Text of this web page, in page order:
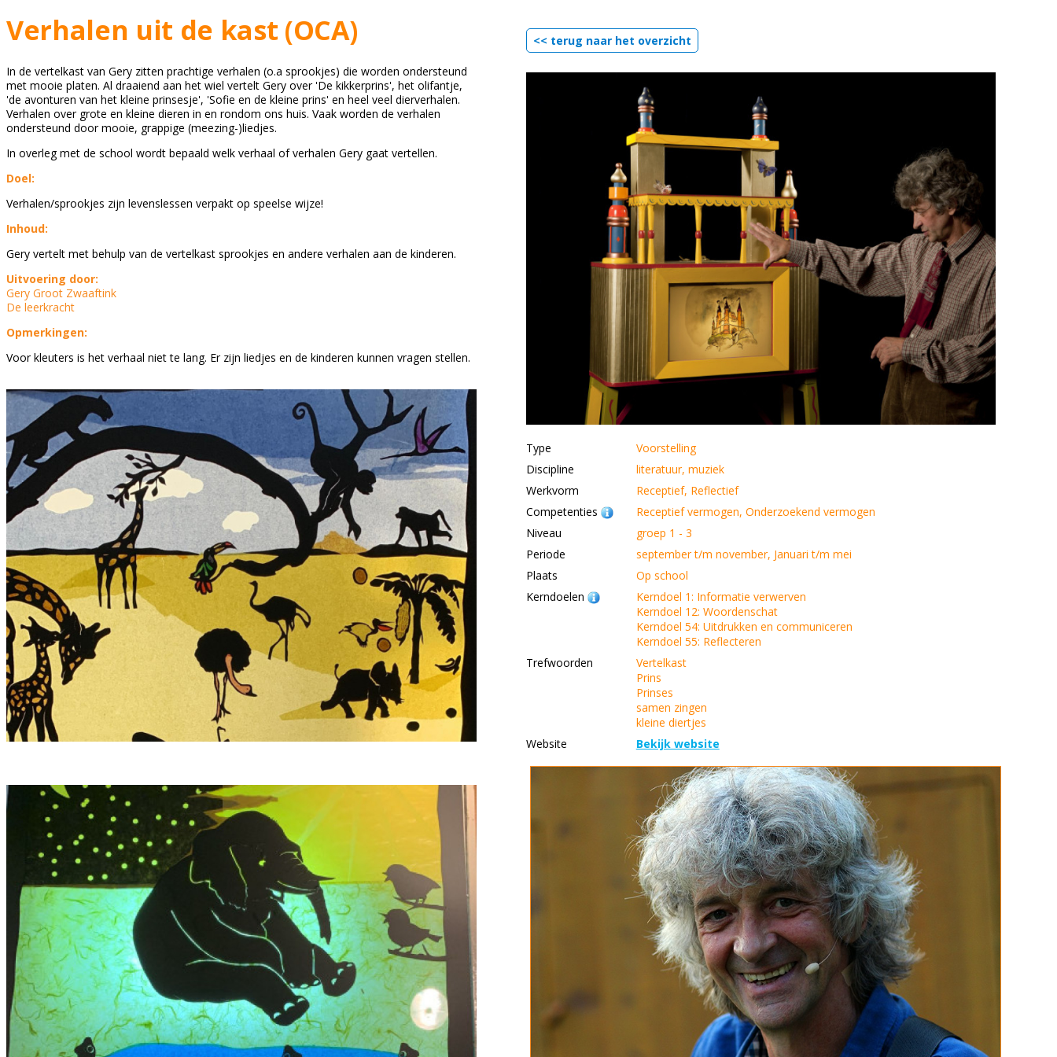
Verhalen uit de kast (OCA)
In de vertelkast van Gery zitten prachtige verhalen (o.a sprookjes) die worden ondersteund
met mooie platen. Al draaiend aan het wiel vertelt Gery over 'De kikkerprins', het olifantje,
'de avonturen van het kleine prinsesje', 'Sofie en de kleine prins' en heel veel dierverhalen.
Verhalen over grote en kleine dieren in en rondom ons huis. Vaak worden de verhalen
ondersteund door mooie, grappige (meezing-)liedjes.
In overleg met de school wordt bepaald welk verhaal of verhalen Gery gaat vertellen.
Doel:
Verhalen/sprookjes zijn levenslessen verpakt op speelse wijze!
Inhoud:
Gery vertelt met behulp van de vertelkast sprookjes en andere verhalen aan de kinderen.
Uitvoering door:
Gery Groot Zwaaftink
De leerkracht
Opmerkingen:
Voor kleuters is het verhaal niet te lang. Er zijn liedjes en de kinderen kunnen vragen stellen.
<< terug naar het overzicht
Type
Voorstelling
Discipline
literatuur, muziek
Werkvorm
Receptief, Reflectief
Competenties
Receptief vermogen, Onderzoekend vermogen
Niveau
groep 1 - 3
Periode
september t/m november, Januari t/m mei
Plaats
Op school
Kerndoelen
Kerndoel 1: Informatie verwerven
Kerndoel 12: Woordenschat
Kerndoel 54: Uitdrukken en communiceren
Kerndoel 55: Reflecteren
Trefwoorden
Vertelkast
Prins
Prinses
samen zingen
kleine diertjes
Website
Bekijk website